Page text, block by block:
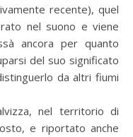
recente), quel
nel suono e viene
ancora per quanto
del suo significato
da altri fiumi
nel territorio di
e riportato anche